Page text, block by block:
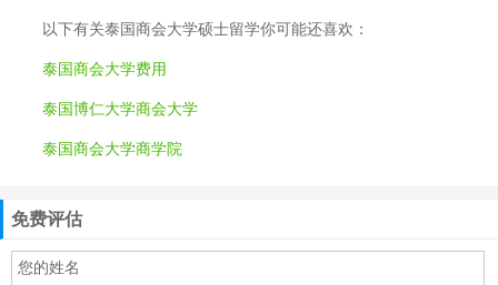
以下有关泰国商会大学硕士留学你可能还喜欢：
泰国商会大学费用
泰国博仁大学商会大学
泰国商会大学商学院
免费评估